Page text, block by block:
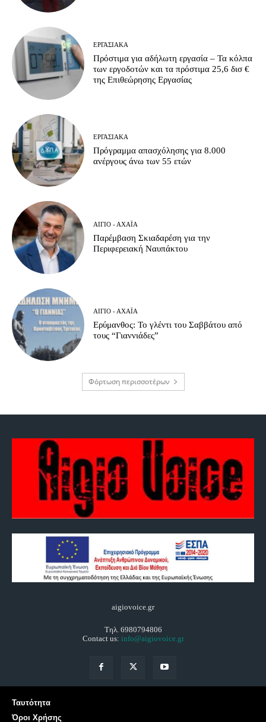
ΕΡΓΑΣΙΑΚΆ
Πρόστιμα για αδήλωτη εργασία – Τα κόλπα
των εργοδοτών και τα πρόστιμα 25,6 δισ €
της Επιθεώρησης Εργασίας
ΕΡΓΑΣΙΑΚΆ
Πρόγραμμα απασχόλησης για 8.000
ανέργους άνω των 55 ετών
ΑΊΓΙΟ - ΑΧΑΪ́Α
Παρέμβαση Σκιαδαρέση για την
Περιφερειακή Ναυπάκτου
ΑΊΓΙΟ - ΑΧΑΪ́Α
Ερύμανθος: Το γλέντι του Σαββάτου από
τους “Γιαννιάδες”
Φόρτωση περισσοτέρων
aigiovoice.gr
Τηλ. 6980794806
Contact us: info@aigiovoice.gr
Ταυτότητα
Όροι Χρήσης